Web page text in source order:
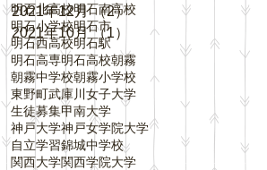
2021年12月 （2）2件の記事
2021年10月 （1） 1件の記事
明石北高校明石南高校
明石小学校明石市
明石西高校明石駅
明石高専明石高校朝霧
朝霧中学校朝霧小学校
東野町武庫川女子大学
生徒募集甲南大学
神戸大学神戸女学院大学
自立学習錦城中学校
関西大学関西学院大学